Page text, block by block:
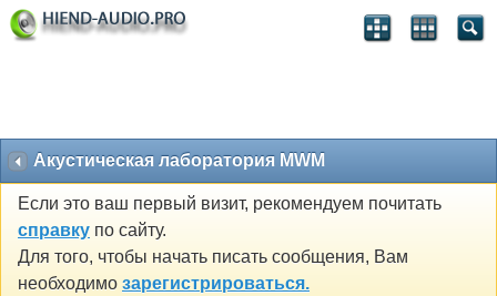
Акустическая лаборатория MWM
Если это ваш первый визит, рекомендуем почитать
справку по сайту.
Для того, чтобы начать писать сообщения, Вам
необходимо зарегистрироваться.